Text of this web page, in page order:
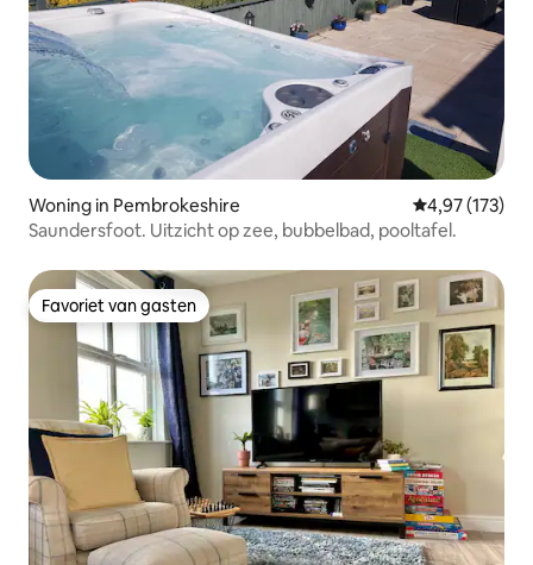
Woning in Pembrokeshire Gemiddelde
4,97 (173)
Saundersfoot. Uitzicht op zee, bubbelbad, pooltafel.
Favoriet van gasten
Favoriet van gasten